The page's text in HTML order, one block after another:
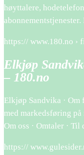
høyttalere,
abonnementstjenester.
https:// www.180.no ›
Elkjøp
– 180.no
Elkjøp Sandvika · Om
med markedsføring
Om oss · Omtaler ·
https://